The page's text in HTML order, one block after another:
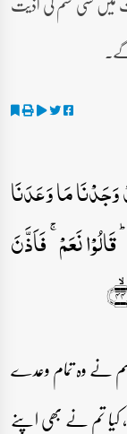
مَا وَعَدَنَا
نَعَمۡ ۚ فَاَذَّنَ
نے وہ تمام وعدے
تم نے بھی اپنے